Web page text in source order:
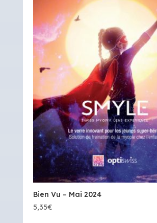
Bien Vu – Mai 2024
5,35€